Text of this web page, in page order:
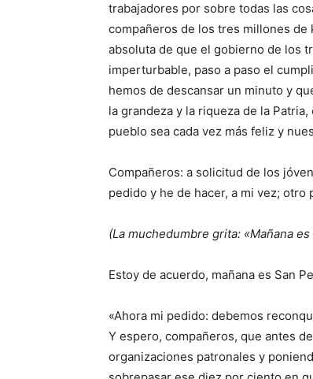
trabajadores por sobre todas las
compañeros de los tres millones
absoluta de que el gobierno de los
imperturbable, paso a paso el
hemos de descansar un minuto y
la grandeza y la riqueza de la
pueblo sea cada vez más feliz y
Compañeros: a solicitud de los
pedido y he de hacer, a mi vez; otro
(La muchedumbre grita: «Mañana es
Estoy de acuerdo, mañana es San
«Ahora mi pedido: debemos
Y espero, compañeros, que antes
organizaciones patronales y